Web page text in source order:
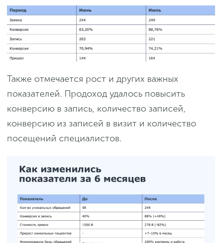
Также отмечается рост и других важных
показателей. Продоход удалось повысить
конверсию в запись, количество записей,
конверсию из записей в визит и количество
посещений специалистов.